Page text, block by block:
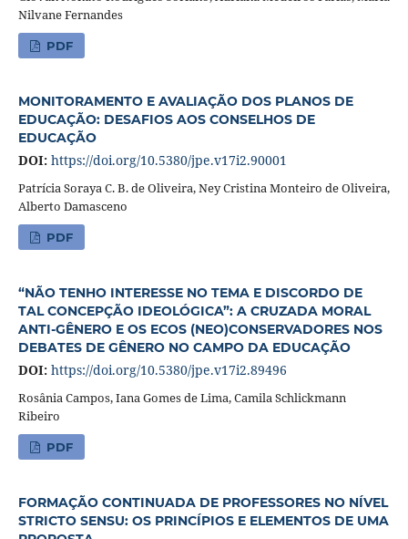
Nilvane Fernandes
PDF
MONITORAMENTO E AVALIAÇÃO DOS PLANOS DE
EDUCAÇÃO: DESAFIOS AOS CONSELHOS DE
EDUCAÇÃO
DOI: https://doi.org/10.5380/jpe.v17i2.90001
Patrícia Soraya C. B. de Oliveira, Ney Cristina Monteiro de Oliveira,
Alberto Damasceno
PDF
“NÃO TENHO INTERESSE NO TEMA E DISCORDO DE
TAL CONCEPÇÃO IDEOLÓGICA”: A CRUZADA MORAL
ANTI-GÊNERO E OS ECOS (NEO)CONSERVADORES NOS
DEBATES DE GÊNERO NO CAMPO DA EDUCAÇÃO
DOI: https://doi.org/10.5380/jpe.v17i2.89496
Rosânia Campos, Iana Gomes de Lima, Camila Schlickmann
Ribeiro
PDF
FORMAÇÃO CONTINUADA DE PROFESSORES NO NÍVEL
STRICTO SENSU: OS PRINCÍPIOS E ELEMENTOS DE UMA